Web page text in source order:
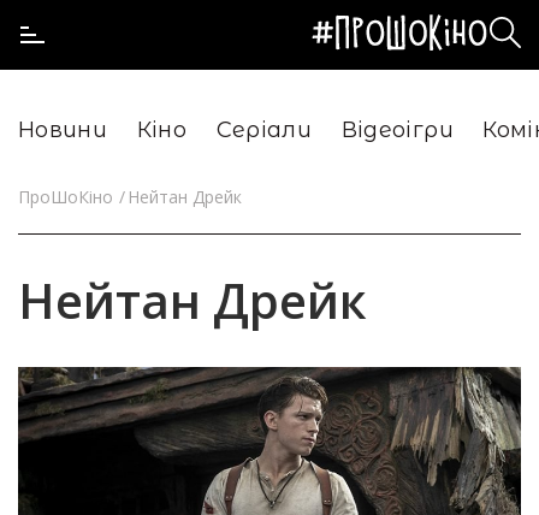
Новини Кіно Серіали Відеоігри
ПроШоКіно Нейтан Дрейк
Нейтан Дрейк